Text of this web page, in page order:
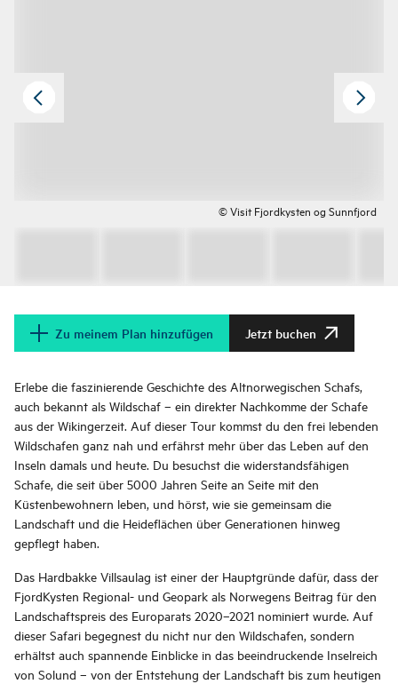
© Visit Fjordkysten og Sunnfjord
Zu meinem Plan hinzufügen Jetzt buchen
Erlebe die faszinierende Geschichte des Altnorwegischen Schafs,
auch bekannt als Wildschaf – ein direkter Nachkomme der Schafe
aus der Wikingerzeit. Auf dieser Tour kommst du den frei lebenden
Wildschafen ganz nah und erfährst mehr über das Leben auf den
Inseln damals und heute. Du besuchst die widerstandsfähigen
Schafe, die seit über 5000 Jahren Seite an Seite mit den
Küstenbewohnern leben, und hörst, wie sie gemeinsam die
Landschaft und die Heideflächen über Generationen hinweg
gepflegt haben.
Das Hardbakke Villsaulag ist einer der Hauptgründe dafür, dass der
FjordKysten Regional- und Geopark als Norwegens Beitrag für den
Landschaftspreis des Europarats 2020–2021 nominiert wurde. Auf
dieser Safari begegnest du nicht nur den Wildschafen, sondern
erhältst auch spannende Einblicke in das beeindruckende Inselreich
von Solund – von der Entstehung der Landschaft bis zum heutigen